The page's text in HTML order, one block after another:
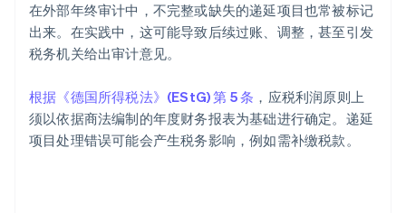
在外部年终审计中，不完整或缺失的递延项目也常被标记
出来。在实践中，这可能导致后续过账、调整，甚至引发
税务机关给出审计意见。
根据《德国所得税法》(EStG) 第 5 条 ，应税利润原则上
须以依据商法编制的年度财务报表为基础进行确定。递延
项目处理错误可能会产生税务影响，例如需补缴税款。